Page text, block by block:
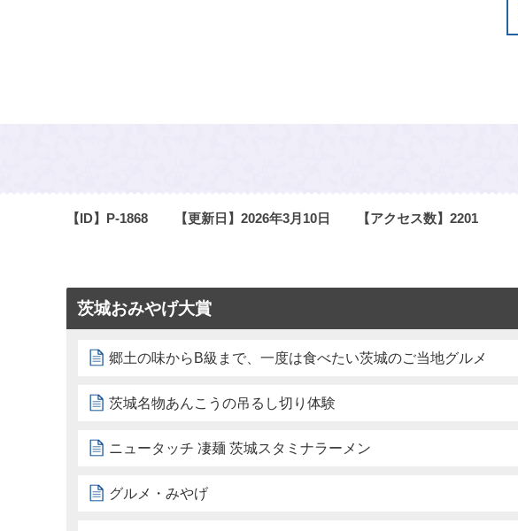
【ID】 P-1868 【更新日】 2026年3月10日 【アクセス数】 2201
茨城おみやげ大賞
郷土の味からB級まで、一度は食べたい茨城のご当地グルメ
茨城名物あんこうの吊るし切り体験
ニュータッチ 凄麺 茨城スタミナラーメン
グルメ・みやげ